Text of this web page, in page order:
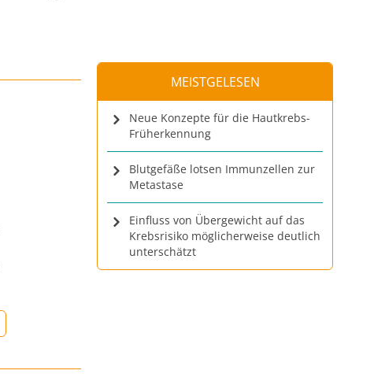
MEISTGELESEN
Neue Konzepte für die Hautkrebs-
Früherkennung
Blutgefäße lotsen Immunzellen zur
Metastase
Einfluss von Übergewicht auf das
Krebsrisiko möglicherweise deutlich
unterschätzt